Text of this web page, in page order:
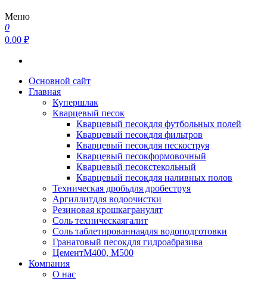
Меню
0
0.00 ₽
Основной сайт
Главная
Купершлак
Кварцевый песок
Кварцевый песокдля футбольных полей
Кварцевый песокдля фильтров
Кварцевый песокдля пескоструя
Кварцевый песокформовочный
Кварцевый песокстекольный
Кварцевый песокдля наливных полов
Техническая дробьдля дробеструя
Аргиллитдля водоочистки
Резиновая крошкагранулят
Соль техническаягалит
Соль таблетированнаядля водоподготовки
Гранатовый песокдля гидроабразива
ЦементМ400, М500
Компания
О нас